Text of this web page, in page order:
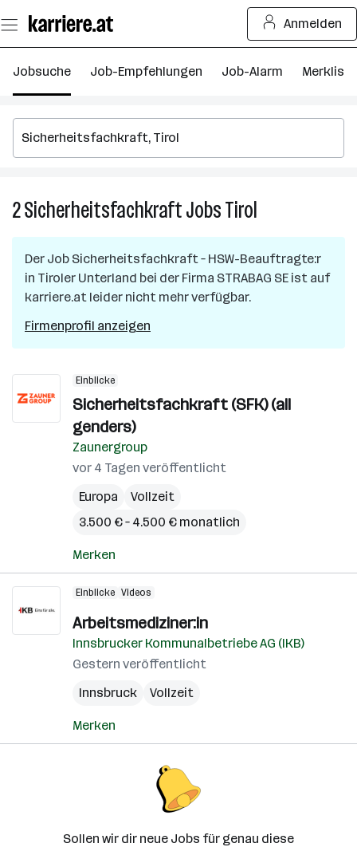
Seiteninhalt
springen
Anmelden
Jobsuche Job-Empfehlungen Job-Alarm Merkliste
2SicherheitsfachkraftJobsTirol
in
Tirol
Der Job Sicherheitsfachkraft – HSW-Beauftragte:r
in Tiroler Unterland bei der Firma STRABAG SE ist auf
karriere.at leider nicht mehr verfügbar.
Firmenprofil anzeigen
Einblicke
Sicherheitsfachkraft (SFK) (all
genders)
Zaunergroup
vor 4 Tagen veröffentlicht
Europa
Vollzeit
3.500 € – 4.500 € monatlich
Merken
Einblicke Videos
Arbeitsmediziner:in
Innsbrucker Kommunalbetriebe AG (IKB)
Gestern veröffentlicht
Innsbruck
Vollzeit
Merken
Sollen wir dir neue Jobs für genau diese